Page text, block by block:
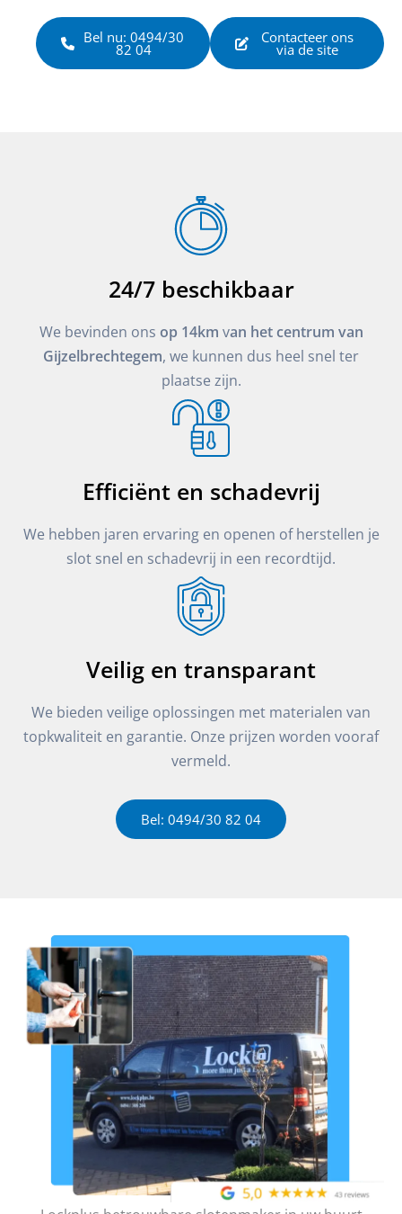
Bel nu: 0494/30
82 04
Contacteer ons
via de site
24/7 beschikbaar
We bevinden ons op 14km van het centrum van
Gijzelbrechtegem, we kunnen dus heel snel ter
plaatse zijn.
Efficiënt en schadevrij
We hebben jaren ervaring en openen of herstellen je
slot snel en schadevrij in een recordtijd.
Veilig en transparant
We bieden veilige oplossingen met materialen van
topkwaliteit en garantie. Onze prijzen worden vooraf
vermeld.
Bel: 0494/30 82 04